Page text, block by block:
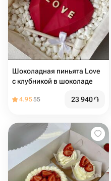
Шоколадная пиньята Love
с клубникой в шоколаде
4.9555 23 940֏